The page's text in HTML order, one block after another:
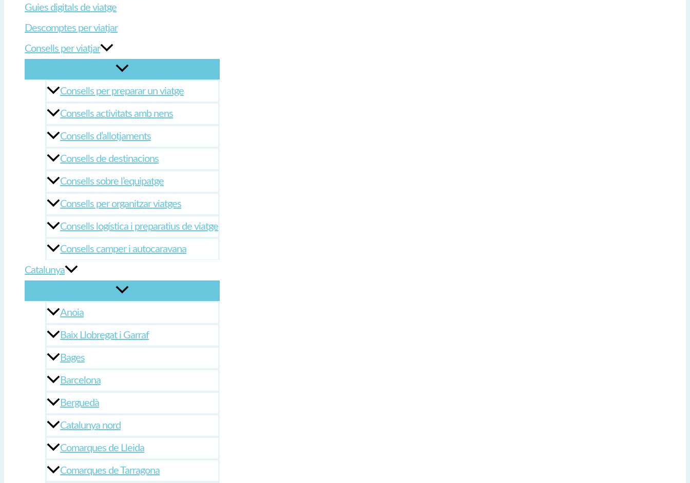
Guies digitals de viatge
Descomptes per viatjar
Consells per viatjar
Consells per preparar un viatge
Consells activitats amb nens
Consells d’allotjaments
Consells de destinacions
Consells sobre l’equipatge
Consells per organitzar viatges
Consells logística i preparatius de viatge
Consells camper i autocaravana
Catalunya
Anoia
Baix Llobregat i Garraf
Bages
Barcelona
Berguedà
Catalunya nord
Comarques de Lleida
Comarques de Tarragona